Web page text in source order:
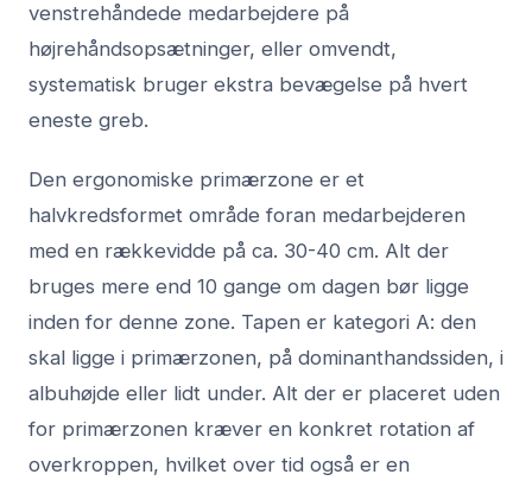
venstrehåndede medarbejdere på
højrehåndsopsætninger, eller omvendt,
systematisk bruger ekstra bevægelse på hvert
eneste greb.
Den ergonomiske primærzone er et
halvkredsformet område foran medarbejderen
med en rækkevidde på ca. 30-40 cm. Alt der
bruges mere end 10 gange om dagen bør ligge
inden for denne zone. Tapen er kategori A: den
skal ligge i primærzonen, på dominanthandssiden, i
albuhøjde eller lidt under. Alt der er placeret uden
for primærzonen kræver en konkret rotation af
overkroppen, hvilket over tid også er en